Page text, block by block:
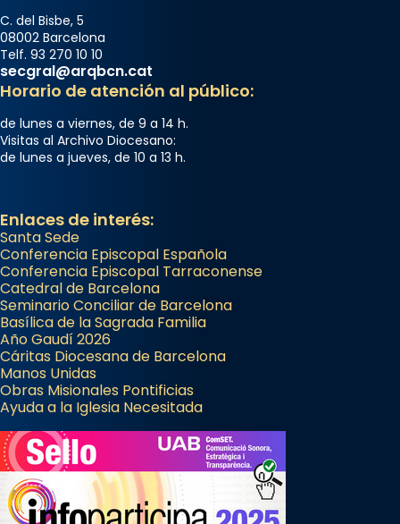
C. del Bisbe, 5
08002 Barcelona
Telf. 93 270 10 10
secgral@arqbcn.cat
Horario de atención al público:
de lunes a viernes, de 9 a 14 h.
Visitas al Archivo Diocesano:
de lunes a jueves, de 10 a 13 h.
Enlaces de interés:
Santa Sede
Conferencia Episcopal Española
Conferencia Episcopal Tarraconense
Catedral de Barcelona
Seminario Conciliar de Barcelona
Basílica de la Sagrada Familia
Año Gaudí 2026
Cáritas Diocesana de Barcelona
Manos Unidas
Obras Misionales Pontificias
Ayuda a la Iglesia Necesitada